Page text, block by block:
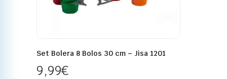
Set Bolera 8 Bolos 30 cm – Jisa 1201
9,99€